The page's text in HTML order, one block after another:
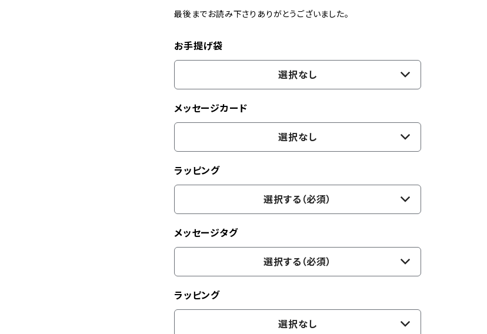
最後までお読み下さりありがとうございました。
お手提げ袋
選択なし
メッセージカード
選択なし
ラッピング
選択する（必須）
メッセージタグ
選択する（必須）
ラッピング
選択なし